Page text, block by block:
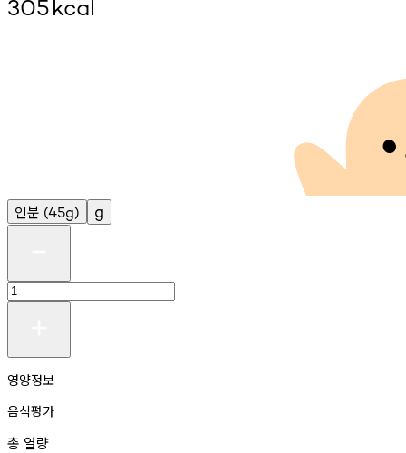
305kcal
인분 (45g) g
영양정보
음식평가
총 열량